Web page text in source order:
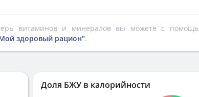
витаминов и минералов вы можете с
здоровый рацион".
Доля БЖУ в калорийности